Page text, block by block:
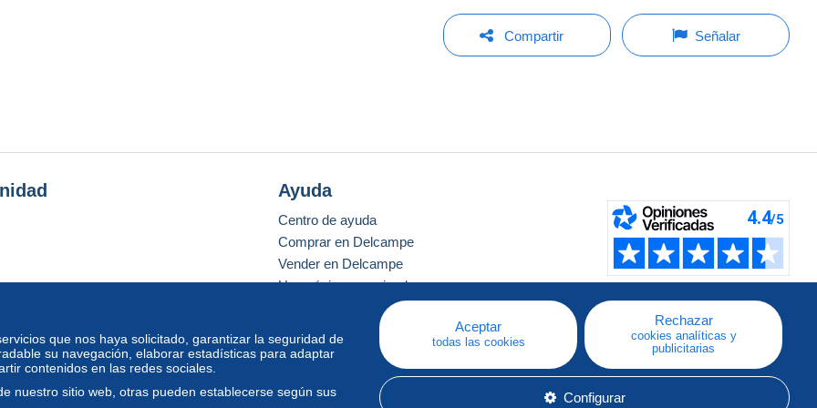
Compartir Señalar
que nos haya solicitado, garantizar la seguridad de
su navegación, elaborar estadísticas para adaptar
contenidos en las redes sociales.
nuestro sitio web, otras pueden establecerse según sus
Aceptar
todas las cookies
Rechazar
cookies analíticas y
publicitarias
Configurar
Ayuda
Centro de ayuda
Comprar en Delcampe
Vender en Delcampe
Una página securizada
estándar